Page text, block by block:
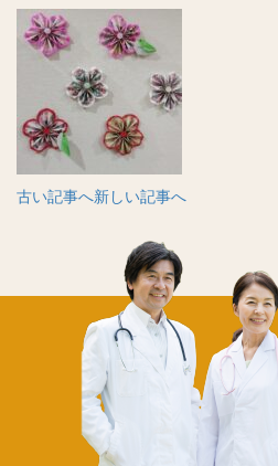
古い記事へ新しい記事へ